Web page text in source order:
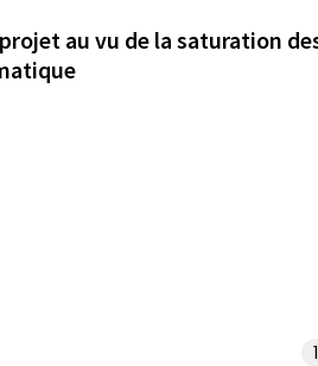
au vu de la saturation
1